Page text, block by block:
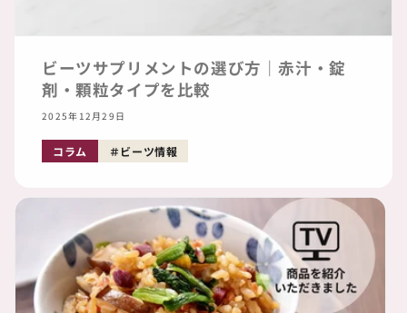
ビーツサプリメントの選び方｜赤汁・錠
剤・顆粒タイプを比較
2025年12月29日
コラム ビーツ情報